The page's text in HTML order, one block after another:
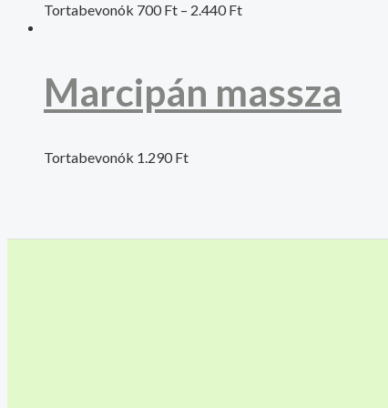
Tortabevonók 700Ft – 2.440Ft
Marcipán massza
Tortabevonók 1.290Ft